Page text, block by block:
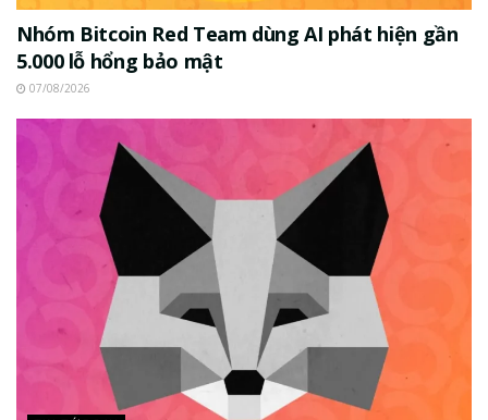
Nhóm Bitcoin Red Team dùng AI phát hiện gần
5.000 lỗ hổng bảo mật
07/08/2026